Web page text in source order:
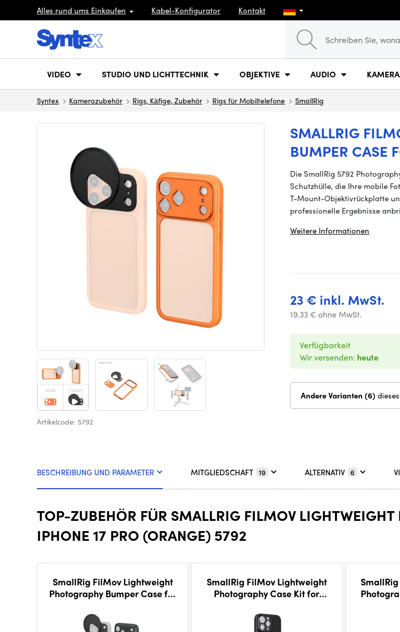
Alles rund ums Einkaufen Kabel-Konfigurator Kontakt
VIDEO STUDIO UND LICHTTECHNIK OBJEKTIVE AUDIO
Syntex Kamerazubehör Rigs, Käfige, Zubehör Rigs für Mobiltelefone SmallRig
SMALLRIG
BUMPER CASE
Artikelcode: 5792
Die SmallRig 5792
Schutzhülle, die Ihre mobile
T-Mount-Objektivrückplatte
professionelle Ergebnisse
Weitere Informationen
23 € inkl. MwSt.
19.33 € ohne MwSt.
Verfügbarkeit
Wir versenden: heute
Andere Varianten (6)
BESCHREIBUNG UND PARAMETER MITGLIEDSCHAFT 19 ALTERNATIV 6
TOP-ZUBEHÖR FÜR SMALLRIG FILMOV
IPHONE 17 PRO (ORANGE) 5792
SmallRig FilMov Lightweight
Photography Bumper Case for
SmallRig FilMov Lightweight
Photography Case Kit for